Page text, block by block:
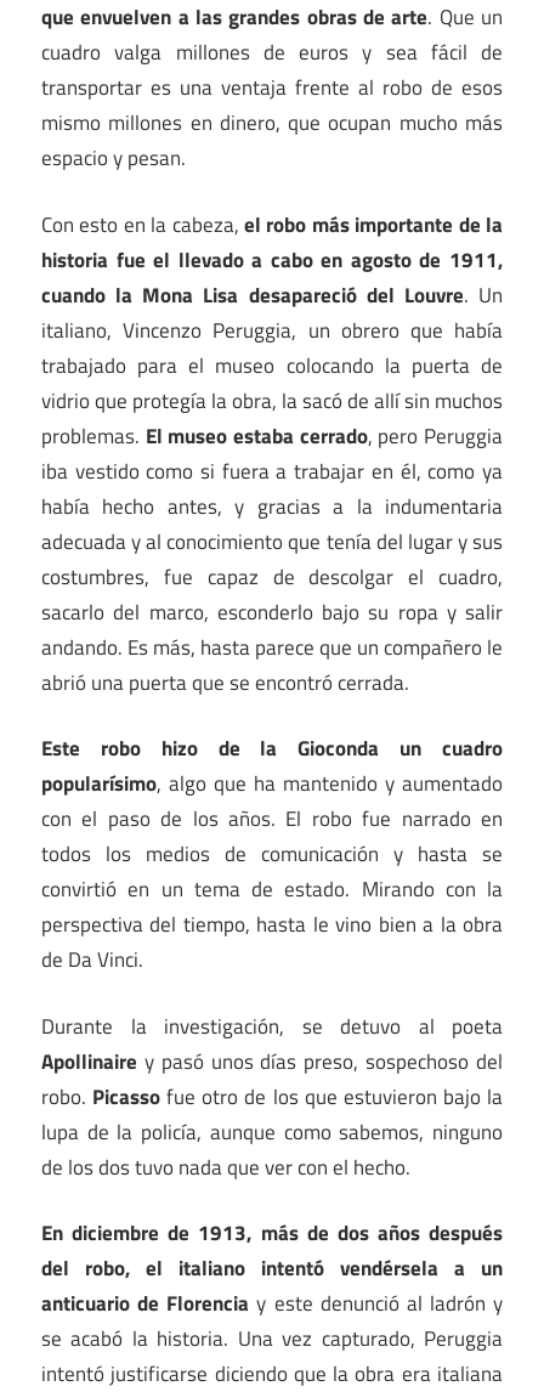
que envuelven a las grandes obras de arte. Que un
cuadro valga millones de euros y sea fácil de
transportar es una ventaja frente al robo de esos
mismo millones en dinero, que ocupan mucho más
espacio y pesan.
Con esto en la cabeza,el robo más importante de la
historia fue el llevado a cabo en agosto de 1911,
cuando la Mona Lisa desapareció del Louvre. Un
italiano, Vincenzo Peruggia, un obrero que había
trabajado para el museo colocando la puerta de
vidrio que protegía la obra, la sacó de allí sin muchos
problemas. El museo estaba cerrado, pero Peruggia
iba vestido como si fuera a trabajar en él, como ya
había hecho antes, y gracias a la indumentaria
adecuada y al conocimiento que tenía del lugar y sus
costumbres, fue capaz de descolgar el cuadro,
sacarlo del marco, esconderlo bajo su ropa y salir
andando. Es más, hasta parece que un compañero le
abrió una puerta que se encontró cerrada.
Este robo hizo de la Gioconda un cuadro
popularísimo, algo que ha mantenido y aumentado
con el paso de los años. El robo fue narrado en
todos los medios de comunicación y hasta se
convirtió en un tema de estado. Mirando con la
perspectiva del tiempo, hasta le vino bien a la obra
de Da Vinci.
Durante la investigación, se detuvo al poeta
Apollinaire y pasó unos días preso, sospechoso del
robo. Picassofue otro de los que estuvieron bajo la
lupa de la policía, aunque como sabemos, ninguno
de los dos tuvo nada que ver con el hecho.
En diciembre de 1913, más de dos años después
del robo, el italiano intentó vendérsela a un
anticuario de Florencia y este denunció al ladrón y
se acabó la historia. Una vez capturado, Peruggia
intentó justificarse diciendo que la obra era italiana